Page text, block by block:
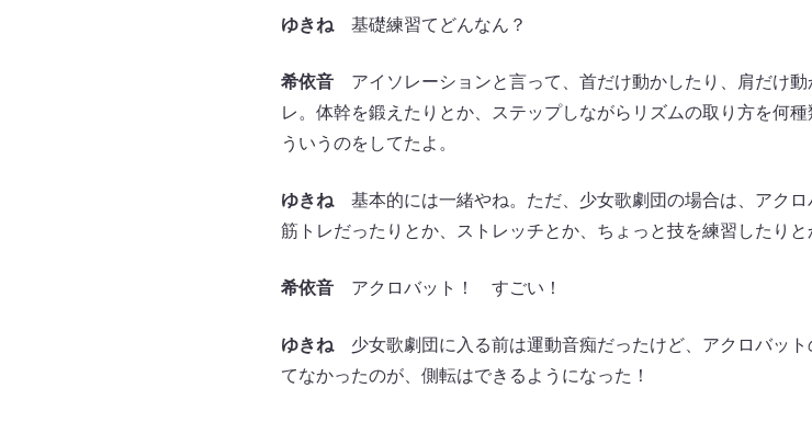
ゆきね基礎練習てどんなん？
希依音アイソレーションと言って、首だけ動かしたり、肩だけ動
レ。体幹を鍛えたりとか、ステップしながらリズムの取り方を何
ういうのをしてたよ。
ゆきね基本的には一緒やね。ただ、少女歌劇団の場合は、アクロ
筋トレだったりとか、ストレッチとか、ちょっと技を練習したりと
希依音アクロバット！ すごい！
ゆきね少女歌劇団に入る前は運動音痴だったけど、アクロバット
てなかったのが、側転はできるようになった！